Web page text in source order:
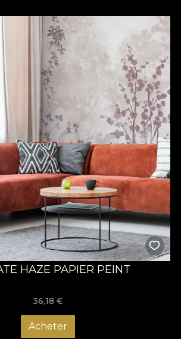
HAZE PAPIER PEINT
36,18 €
Acheter